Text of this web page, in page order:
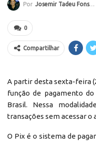
Por Josemir Tadeu Fonseca
0
Compartilhar
A partir desta sexta-feira
função de pagamento
Brasil. Nessa
transações sem acessar
O Pix é o sistema de